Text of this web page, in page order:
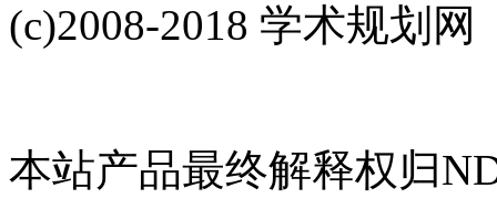
(c)2008-2018 学术规划网
本站产品最终解释权归